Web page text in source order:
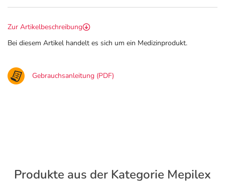
Zur Artikelbeschreibung
Bei diesem Artikel handelt es sich um ein Medizinprodukt.
Gebrauchsanleitung (PDF)
Produkte aus der Kategorie Mepilex